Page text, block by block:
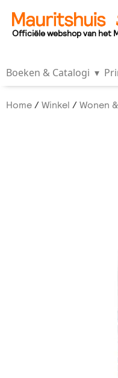
Officiële webshop van het
Boeken & Catalogi ▾
Home/Winkel /Wonen